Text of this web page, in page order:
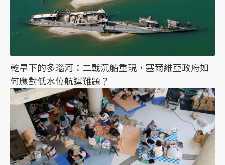
乾旱下的多瑙河：二戰沉船重現，塞爾維亞政府如
何應對低水位航運難題？